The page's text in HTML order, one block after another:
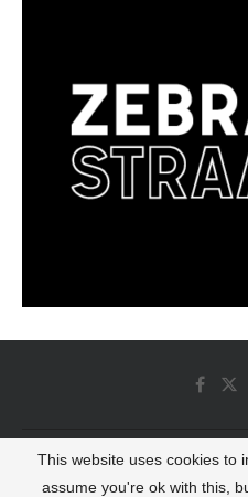
© 2022 - Luminous
This website uses cookies to
assume you're ok with this,